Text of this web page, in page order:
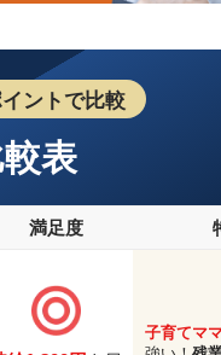
ントで比較
表
満足度
子育てマ